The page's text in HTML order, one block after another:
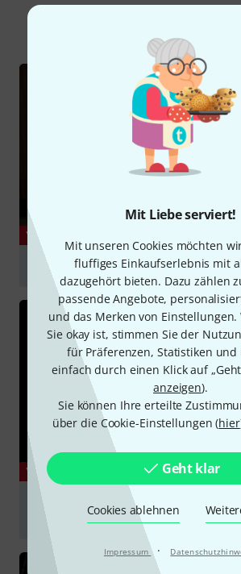
Mit Liebe serviert!
Mit unseren Cookies möchten
fluffiges Einkaufserlebnis mit
dazugehört bieten. Dazu zählen
passende Angebote,
und das Merken von
Sie okay ist, stimmen Sie der
für Präferenzen, Statistiken
einfach durch einen Klick auf
anzeigen).
Sie können Ihre erteilte
über die Cookie-Einstellungen (hier
Geht klar
Cookies ablehnen
Impressum ·
YOUTUBE
How to mic a double bass
abspielen
YOUTUBE
Upright bass mic: Chris Minh Doky
DPA 4099B Instrument Microphone